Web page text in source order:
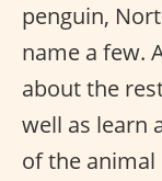
penguin,
name a few.
about the
well as learn
of the